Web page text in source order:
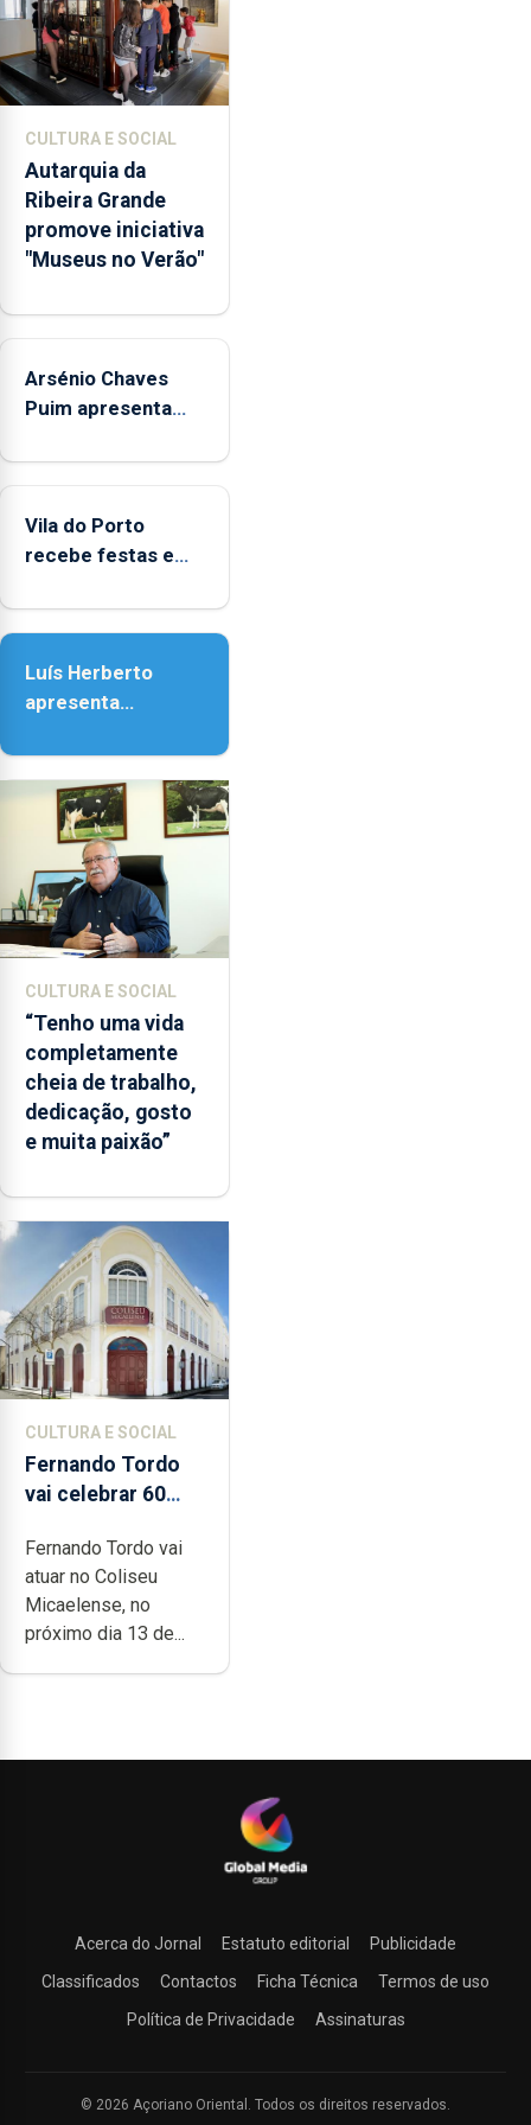
dos
museus
e
núcleos
integrados
na
Rede
Municipal
de
aos
durante
o
de
entre
as
e
as
18h00.
CULTURA E SOCIAL
Autarquia da
Ribeira Grande
promove iniciativa
"Museus no Verão"
Arsénio Chaves
Puim apresenta
de Vila do Porto
Vila do Porto
recebe festas em
Senhora da
Luís Herberto
apresenta
Paisagem’
CULTURA E SOCIAL
“Tenho uma vida
completamente
cheia de trabalho,
dedicação, gosto
e muita paixão”
CULTURA E SOCIAL
Fernando Tordo
vai celebrar 60
no Coliseu
Micaelense
Fernando Tordo vai
atuar no Coliseu
Micaelense, no
próximo dia 13 de...
Acerca do Jornal Estatuto editorial
Publicidade
Classificados
Contactos Ficha Técnica
Termos de uso
Política de Privacidade
Assinaturas
© 2026 Açoriano Oriental. Todos os direitos reservados.